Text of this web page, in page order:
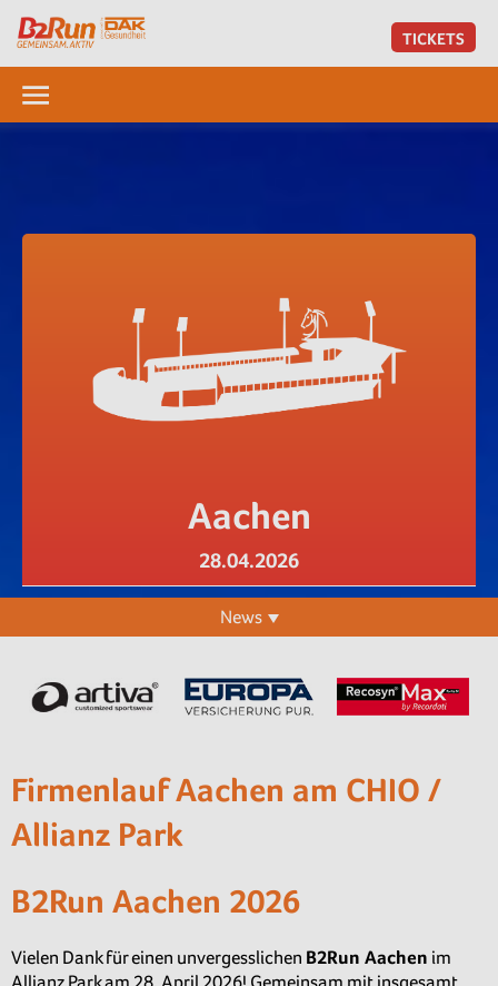
TICKETS
Aachen
28.04.2026
News
Firmenlauf Aachen am CHIO /
Allianz Park
B2Run Aachen 2026
Vielen Dank für einen unvergesslichen B2Run Aachen im
Allianz Park am 28. April 2026! Gemeinsam mit insgesamt